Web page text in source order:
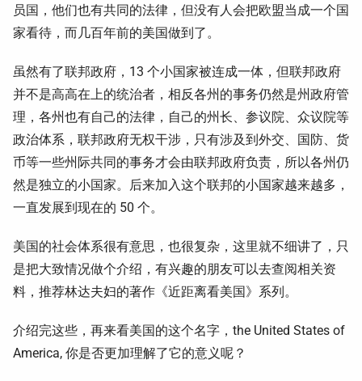
员国，他们也有共同的法律，但没有人会把欧盟当成一个国
家看待，而几百年前的美国做到了。
虽然有了联邦政府，13 个小国家被连成一体，但联邦政府
并不是高高在上的统治者，相反各州的事务仍然是州政府管
理，各州也有自己的法律，自己的州长、参议院、众议院等
政治体系，联邦政府无权干涉，只有涉及到外交、国防、货
币等一些州际共同的事务才会由联邦政府负责，所以各州仍
然是独立的小国家。后来加入这个联邦的小国家越来越多，
一直发展到现在的 50 个。
美国的社会体系很有意思，也很复杂，这里就不细讲了，只
是把大致情况做个介绍，有兴趣的朋友可以去查阅相关资
料，推荐林达夫妇的著作《近距离看美国》系列。
介绍完这些，再来看美国的这个名字，the United States of
America, 你是否更加理解了它的意义呢？